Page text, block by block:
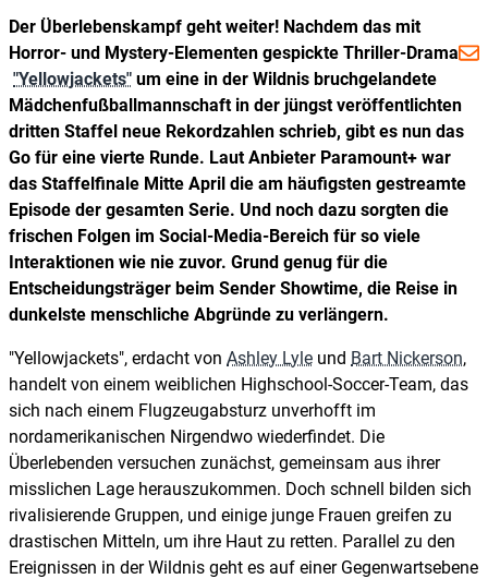
Der Überlebenskampf geht weiter! Nachdem das mit
Horror- und Mystery-Elementen gespickte Thriller-Drama
"Yellowjackets" um eine in der Wildnis bruchgelandete
Mädchenfußballmannschaft in der jüngst veröffentlichten
dritten Staffel neue Rekordzahlen schrieb, gibt es nun das
Go für eine vierte Runde. Laut Anbieter Paramount+ war
das Staffelfinale Mitte April die am häufigsten gestreamte
Episode der gesamten Serie. Und noch dazu sorgten die
frischen Folgen im Social-Media-Bereich für so viele
Interaktionen wie nie zuvor. Grund genug für die
Entscheidungsträger beim Sender Showtime, die Reise in
dunkelste menschliche Abgründe zu verlängern.
"Yellowjackets", erdacht von Ashley Lyle und Bart Nickerson,
handelt von einem weiblichen Highschool-Soccer-Team, das
sich nach einem Flugzeugabsturz unverhofft im
nordamerikanischen Nirgendwo wiederfindet. Die
Überlebenden versuchen zunächst, gemeinsam aus ihrer
misslichen Lage herauszukommen. Doch schnell bilden sich
rivalisierende Gruppen, und einige junge Frauen greifen zu
drastischen Mitteln, um ihre Haut zu retten. Parallel zu den
Ereignissen in der Wildnis geht es auf einer Gegenwartsebene